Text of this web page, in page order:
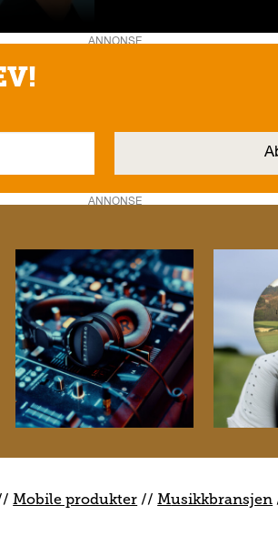
ANNONSE
ANNONSE
Mobile produkter //Musikkbransjen